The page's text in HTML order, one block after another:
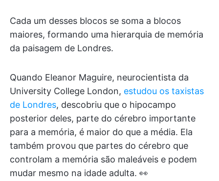
Cada um desses blocos se soma a blocos
maiores, formando uma hierarquia de memória
da paisagem de Londres.
Quando Eleanor Maguire, neurocientista da
University College London, estudou os taxistas
de Londres, descobriu que o hipocampo
posterior deles, parte do cérebro importante
para a memória, é maior do que a média. Ela
também provou que partes do cérebro que
controlam a memória são maleáveis e podem
mudar mesmo na idade adulta. 👀